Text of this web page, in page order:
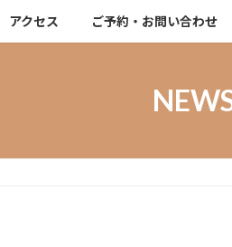
アクセス ご予約・お問い合わせ